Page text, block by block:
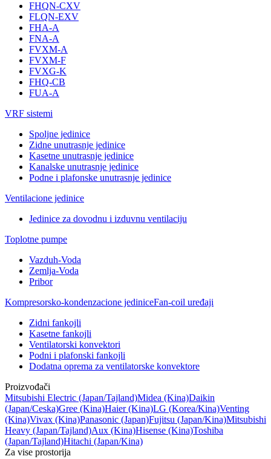
FHQN-CXV
FLQN-EXV
FHA-A
FNA-A
FVXM-A
FVXM-F
FVXG-K
FHQ-CB
FUA-A
VRF sistemi
Spoljne jedinice
Zidne unutrasnje jedinice
Kasetne unutrasnje jedinice
Kanalske unutrasnje jedinice
Podne i plafonske unutrasnje jedinice
Ventilacione jedinice
Jedinice za dovodnu i izduvnu ventilaciju
Toplotne pumpe
Vazduh-Voda
Zemlja-Voda
Pribor
Kompresorsko-kondenzacione jediniceFan-coil uređaji
Zidni fankojli
Kasetne fankojli
Ventilatorski konvektori
Podni i plafonski fankojli
Dodatna oprema za ventilatorske konvektore
Proizvođači
Mitsubishi Electric (Japan/Tajland)Midea (Kina)Daikin
(Japan/Ceska)Gree (Kina)Haier (Kina)LG (Korea/Kina)Venting
(Kina)Vivax (Kina)Panasonic (Japan)Fujitsu (Japan/Kina)Mitsubishi
Heavy (Japan/Tajland)Aux (Kina)Hisense (Kina)Toshiba
(Japan/Tajland)Hitachi (Japan/Kina)
Za vise prostorija